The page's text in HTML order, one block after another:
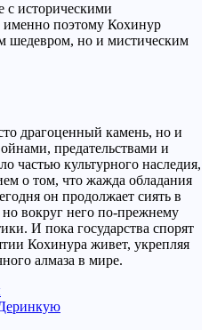
с историческими
именно поэтому Кохинур
шедевром, но и мистическим
драгоценный камень, но и
предательствами и
частью культурного наследия,
о том, что жажда обладания
он продолжает сиять в
вокруг него по-прежнему
И пока государства спорят
Кохинура живет, укрепляя
алмаза в мире.